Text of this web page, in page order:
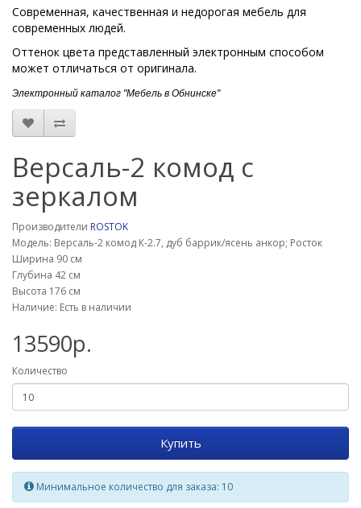
Современная, качественная и недорогая мебель для
современных людей.
Оттенок цвета представленный электронным способом
может отличаться от оригинала.
Электронный каталог "Мебель в Обнинске"
Версаль-2 комод с
зеркалом
Производители ROSTOK
Модель: Версаль-2 комод К-2.7, дуб баррик/ясень анкор; Росток
Ширина 90 см
Глубина 42 см
Высота 176 см
Наличие: Есть в наличии
13590р.
Количество
Купить
Минимальное количество для заказа: 10